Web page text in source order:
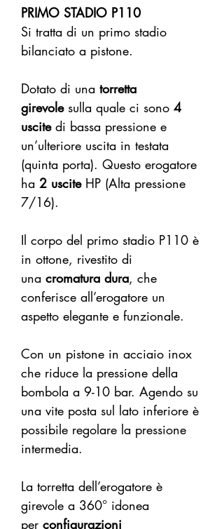
PRIMO STADIO P110
Si tratta di un primo stadio
bilanciato a pistone.
Dotato di una torretta
girevolesulla quale ci sono 4
uscitedi bassa pressione e
un’ulteriore uscita in testata
(quinta porta). Questo erogatore
ha 2 usciteHP (Alta pressione
7/16).
Il corpo del primo stadio P110 è
in ottone, rivestito di
una cromatura dura, che
conferisce all’erogatore un
aspetto elegante e funzionale.
Con un pistone in acciaio inox
che riduce la pressione della
bombola a 9-10 bar. Agendo su
una vite posta sul lato inferiore è
possibile regolare la pressione
intermedia.
La torretta dell’erogatore è
girevole a 360° idonea
per configurazioni